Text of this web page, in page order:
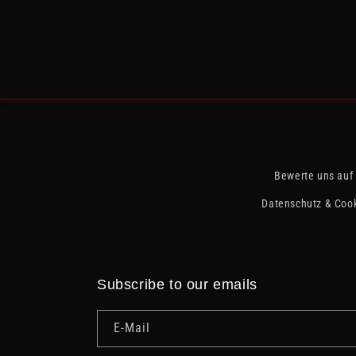
Bewerte uns auf
Datenschutz &
Subscribe to our emails
E-Mail